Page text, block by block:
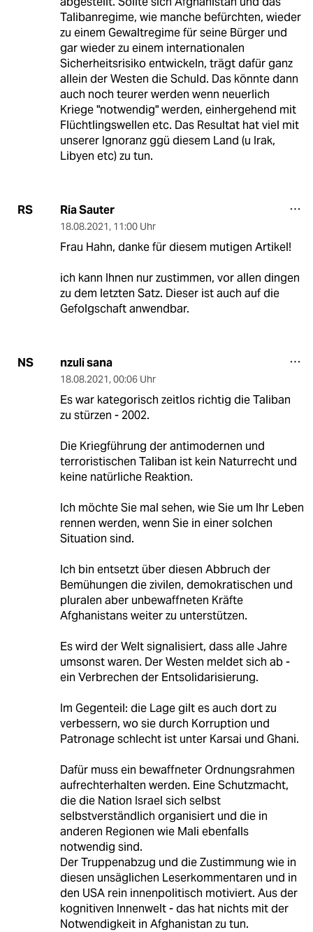
Talibanregime, wie manche befürchten, wieder
zu einem Gewaltregime für seine Bürger und
gar wieder zu einem internationalen
Sicherheitsrisiko entwickeln, trägt dafür ganz
allein der Westen die Schuld. Das könnte dann
auch noch teurer werden wenn neuerlich
Kriege "notwendig" werden, einhergehend mit
Flüchtlingswellen etc. Das Resultat hat viel mit
unserer Ignoranz ggü diesem Land (u Irak,
Libyen etc) zu tun.
RS Ria Sauter
18.08.2021, 11:00 Uhr
Frau Hahn, danke für diesem mutigen Artikel!
ich kann Ihnen nur zustimmen, vor allen dingen
zu dem letzten Satz. Dieser ist auch auf die
Gefolgschaft anwendbar.
NS nzuli sana
18.08.2021, 00:06 Uhr
Es war kategorisch zeitlos richtig die Taliban
zu stürzen - 2002.
Die Kriegführung der antimodernen und
terroristischen Taliban ist kein Naturrecht und
keine natürliche Reaktion.
Ich möchte Sie mal sehen, wie Sie um Ihr Leben
rennen werden, wenn Sie in einer solchen
Situation sind.
Ich bin entsetzt über diesen Abbruch der
Bemühungen die zivilen, demokratischen und
pluralen aber unbewaffneten Kräfte
Afghanistans weiter zu unterstützen.
Es wird der Welt signalisiert, dass alle Jahre
umsonst waren. Der Westen meldet sich ab -
ein Verbrechen der Entsolidarisierung.
Im Gegenteil: die Lage gilt es auch dort zu
verbessern, wo sie durch Korruption und
Patronage schlecht ist unter Karsai und Ghani.
Dafür muss ein bewaffneter Ordnungsrahmen
aufrechterhalten werden. Eine Schutzmacht,
die die Nation Israel sich selbst
selbstverständlich organisiert und die in
anderen Regionen wie Mali ebenfalls
notwendig sind.
Der Truppenabzug und die Zustimmung wie in
diesen unsäglichen Leserkommentaren und in
den USA rein innenpolitisch motiviert. Aus der
kognitiven Innenwelt - das hat nichts mit der
Notwendigkeit in Afghanistan zu tun.